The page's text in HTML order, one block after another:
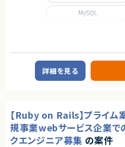
CTO/VPoE/テックリード
インフラエ
■事業概要
事業部を横断した開発の支援を行う部署
事業立ち上げの支援や事業ブーストする
一つのサービスだけじゃなく、様々なサー
MySQL
詳細を見る
【Ruby on Rails】プライム
規事業webサービス企業で
クエンジニア募集 の案件